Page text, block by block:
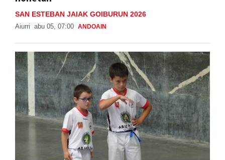
SAN ESTEBAN JAIAK GOIBURUN 2026
Aiurri abu 05, 07:00 ANDOAIN